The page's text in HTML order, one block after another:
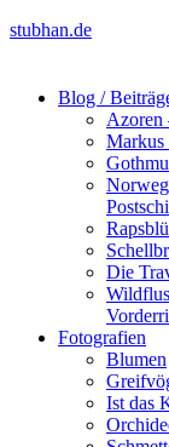
stubhan.de
Blog /
Azoren
Markus
Die
Fotografien
Blumen
Ist das